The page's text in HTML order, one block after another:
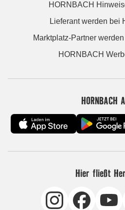
HORNBACH
Lieferant werden bei
Marktplatz-Partner
HORNBACH
HORNBACH
Hier fließt